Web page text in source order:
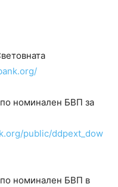
номинален БВП за
public/ddpext_dow
по номинален БВП в